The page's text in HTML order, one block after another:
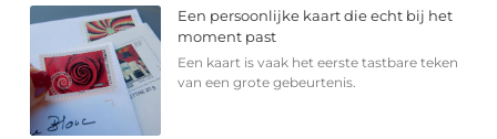
Een persoonlijke kaart die echt bij het
moment past
Een kaart is vaak het eerste tastbare teken
van een grote gebeurtenis.